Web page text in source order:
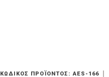
ΚΩΔΙΚΌΣ ΠΡΟΪΌΝΤΟΣ:AES-166